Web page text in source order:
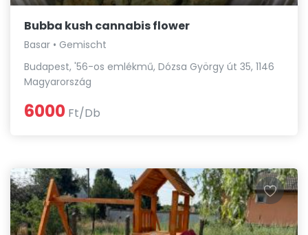
Bubba kush cannabis flower
Basar • Gemischt
Budapest, '56-os emlékmű, Dózsa György út 35, 1146
Magyarország
6000 Ft/Db